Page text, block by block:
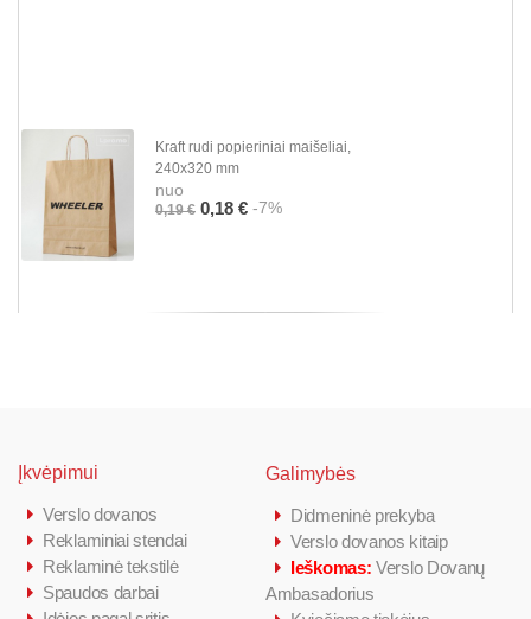
Kraft rudi popieriniai maišeliai,
240x320 mm
nuo
0,19 € 0,18 € -7%
Įkvėpimui
Verslo dovanos
Reklaminiai stendai
Reklaminė tekstilė
Spaudos darbai
Galimybės
Didmeninė prekyba
Verslo dovanos kitaip
Ieškomas: Verslo Dovanų
Ambasadorius